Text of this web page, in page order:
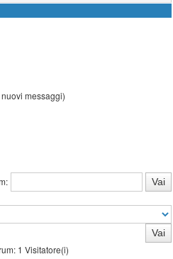
messaggi)
1 Visitatore(i)